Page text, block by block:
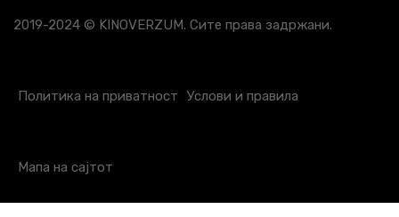
2019-2024 © KINOVERZUM. Сите права задржани.
Политика на приватност Услови и правила
Мапа на сајтот